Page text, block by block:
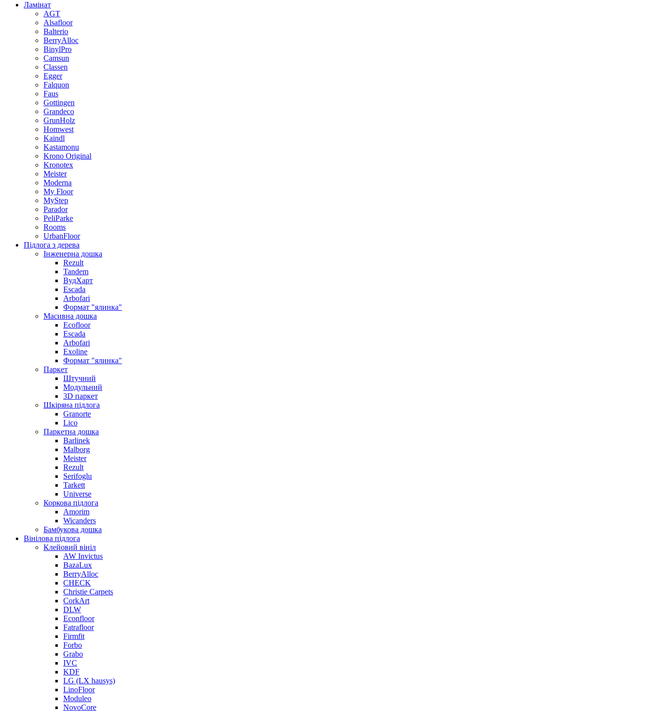
Ламінат
AGT
Alsafloor
Balterio
BerryAlloc
BinylPro
Camsun
Classen
Egger
Falquon
Faus
Gottingen
Grandeco
GrunHolz
Homwest
Kaindl
Kastamonu
Krono Original
Kronotex
Meister
Moderna
My Floor
MyStep
Parador
PeliParke
Rooms
UrbanFloor
Підлога з дерева
Інженерна дошка
Rezult
Tandem
ВудХарт
Escada
Arbofari
Формат "ялинка"
Масивна дошка
Ecofloor
Escada
Arbofari
Exoline
Формат "ялинка"
Паркет
Штучний
Модульний
3D паркет
Шкіряна підлога
Granorte
Lico
Паркетна дошка
Barlinek
Malborg
Meister
Rezult
Serifoglu
Tarkett
Universe
Коркова підлога
Amorim
Wicanders
Бамбукова дошка
Вінілова підлога
Клейовий вініл
AW Invictus
BazaLux
BerryAlloc
CHECK
Christie Carpets
CorkArt
DLW
Econfloor
Fatrafloor
Firmfit
Forbo
Grabo
IVC
KDF
LG (LX hausys)
LinoFloor
Moduleo
NovoCore